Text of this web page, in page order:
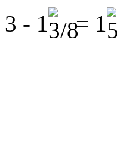
3 - 1 = 1